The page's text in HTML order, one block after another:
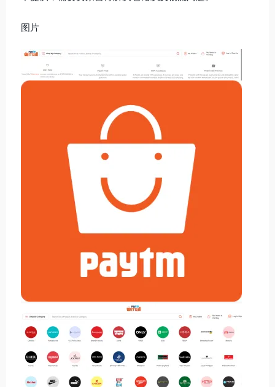
图片